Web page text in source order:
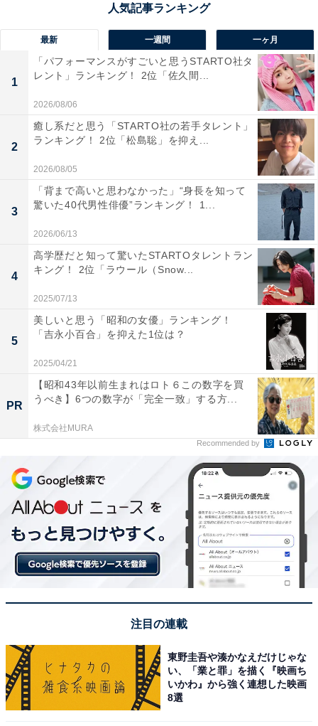
ています。ナイトハイクや展望台からの星空観賞が人気
で、自然と都市の両方を感じられる貴重な場所です。
回答者からは「山頂からの見晴らしも良く、満天の星空
を楽しみながら静かな時間を過ごせる」（30代女性／神
奈川県）、「前に友達と行ったことがあります。休日で
人が多くて驚いたのを今でも覚えています。ただそれ以
上に高尾山の自然の豊かさに圧倒されてそれ以来大好き
な場所になりました。また登山初心者の私でも楽しみな
がら登山できました」（30代男性／埼玉県）、「山頂は
空がひらけており、また見る角度によっては街の明るさ
も気にならず空が綺麗に見える」（50代男性／東京都）
といった声が集まりました。
※回答者からのコメントは原文ママです
この記事の筆者：坂上 恵
All About ニュースの編集者。オールアバウトに入社後、
SNSトレンドにフォーカスした記事執筆やSEOライティ
ングの経験を経て、のちにAll About ニュースチームのメ
ンバーに参入。現在は旅行・カルチャー・エンタメなど
を中心に企画編集を担当。東京都出身。居酒屋巡りとス
次ページ 10位までのランキング結果を見る
最新 一週間 一ヶ月
1
「パフォーマンスがすごいと思うSTARTO社タ
レント」ランキング！ 2位「佐久間...
2026/08/06
2
癒し系だと思う「STARTO社の若手タレント」
ランキング！ 2位「松島聡」を抑え...
2026/08/05
3
「背まで高いと思わなかった」“身長を知って
驚いた40代男性俳優”ランキング！ 1...
2026/06/13
4
高学歴だと知って驚いたSTARTOタレントラン
キング！ 2位「ラウール（Snow...
2025/07/13
5
美しいと思う「昭和の女優」ランキング！
「吉永小百合」を抑えた1位は？
2025/04/21
PR
【昭和43年以前生まれはロト６この数字を買
うべき】6つの数字が「完全一致」する方...
株式会社MURA
Recommended by
注目の連載
東野圭吾や湊かなえだけじゃな
い、「業と罪」を描く『映画ち
いかわ』から強く連想した映画
8選